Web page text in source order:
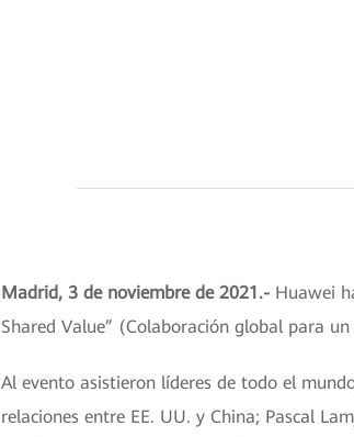
Madrid, 3 de noviembre de 2021.- Huawei
Shared Value” (Colaboración global para
Al evento asistieron líderes de todo el
relaciones entre EE. UU. y China; Pascal